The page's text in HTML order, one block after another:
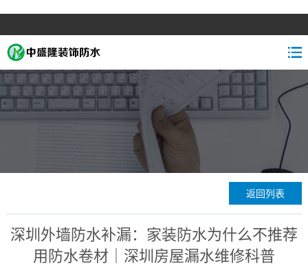
返回列表
深圳外墙防水补漏：家装防水为什么不推荐
用防水卷材｜深圳房屋漏水维修科普